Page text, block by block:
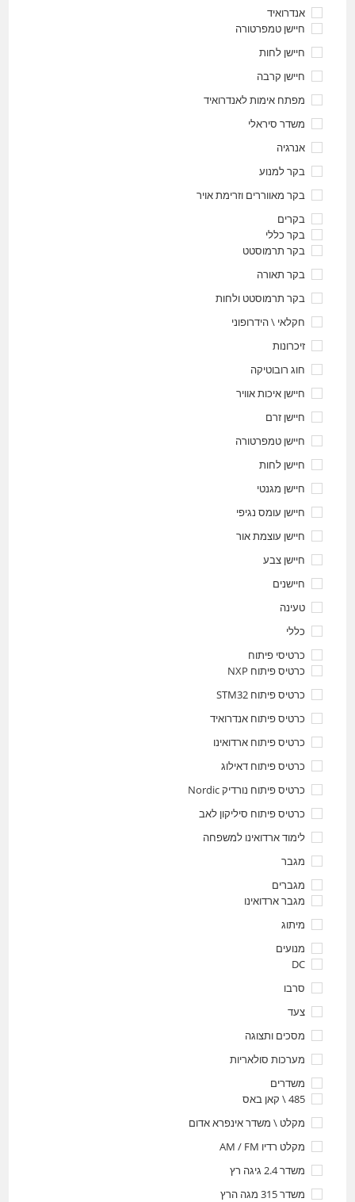
אנדרואיד
חיישן טמפרטורה
חיישן לחות
חיישן קרבה
מפתח אימות לאנדרואיד
משדר סיראלי
אנרגיה
בקר למנוע
בקר מאווררים וזרימת אויר
בקרים
בקר כללי
בקר תרמוסטט
בקר תאורה
בקר תרמוסטט ולחות
חקלאי \ הידרופוני
זיכרונות
חוג רובוטיקה
חיישן איכות אוויר
חיישן זרם
חיישן טמפרטורה
חיישן לחות
חיישן מגנטי
חיישן עומס נגיפי
חיישן עוצמת אור
חיישן צבע
חיישנים
טעינה
כללי
כרטיסי פיתוח
כרטיס פיתוח NXP
כרטיס פיתוח STM32
כרטיס פיתוח אנדרואיד
כרטיס פיתוח ארדואינו
כרטיס פיתוח דאילוג
כרטיס פיתוח נורדיק Nordic
כרטיס פיתוח סיליקון לאב
לימוד ארדואינו למשפחה
מגבר
מגברים
מגבר ארדואינו
מיתוג
מנועים
DC
סרבו
צעד
מסכים ותצוגה
מערכות סולאריות
משדרים
485 \ קאן באס
מקלט \ משדר אינפרא אדום
מקלט רדיו AM / FM
משדר 2.4 גיגה רץ
משדר 315 מגה הרץ